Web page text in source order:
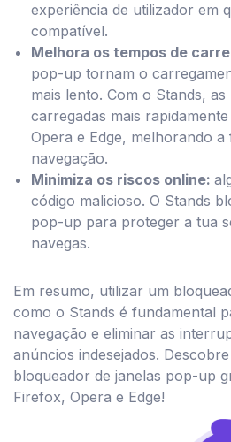
experiência de utilizador em
compatível.
Melhora os tempos de
pop-up tornam o
mais lento. Com o Stands, as
carregadas mais
Opera e Edge, melhorando a
navegação.
Minimiza os riscos online:
código malicioso. O Stands
pop-up para proteger a tua
navegas.
Em resumo, utilizar um
como o Stands é fundamental
navegação e eliminar as
anúncios indesejados.
bloqueador de janelas pop-up
Firefox, Opera e Edge!